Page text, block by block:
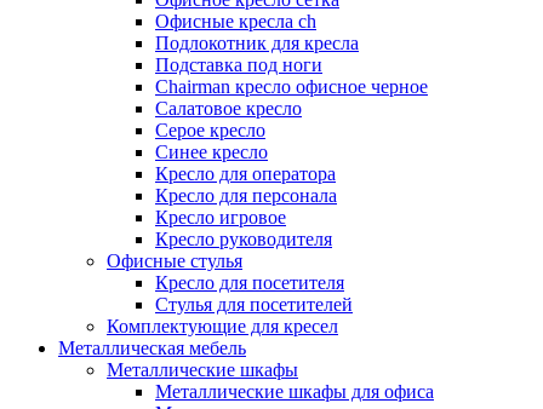
Офисные кресла ch
Подлокотник для кресла
Подставка под ноги
Сhairman кресло офисное черное
Салатовое кресло
Серое кресло
Синее кресло
Кресло для оператора
Кресло для персонала
Кресло игровое
Кресло руководителя
Офисные стулья
Кресло для посетителя
Стулья для посетителей
Комплектующие для кресел
Металлическая мебель
Металлические шкафы
Металлические шкафы для офиса